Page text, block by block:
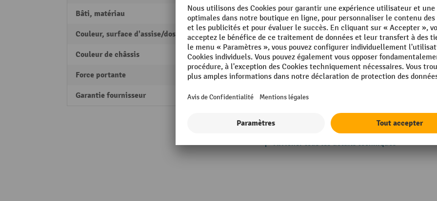
Bâti, matériau Plastique
Couleur, surface d'assise/dossier noir
Couleur de châssis noir
Force portante 120 kg
Garantie fournisseur 2
Poids propre
Roulettes, fonction
d'immobilisation
Rubrique
Afficher tous les détails techniques